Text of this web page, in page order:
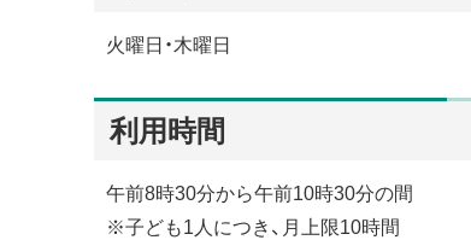
火曜日・木曜日
利用時間
午前8時30分から午前10時30分の間
※子ども1人につき、月上限10時間